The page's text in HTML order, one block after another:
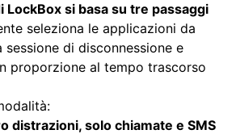
LockBox si basa su tre passaggi
seleziona le applicazioni da
sessione di disconnessione e
proporzione al tempo trascorso
distrazioni, solo chiamate e SMS